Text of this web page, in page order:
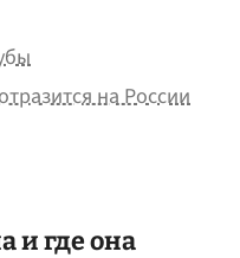
на России
и где она